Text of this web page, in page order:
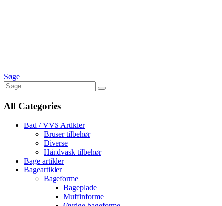
Søge
All Categories
Bad / VVS Artikler
Bruser tilbehør
Diverse
Håndvask tilbehør
Bage artikler
Bageartikler
Bageforme
Bageplade
Muffinforme